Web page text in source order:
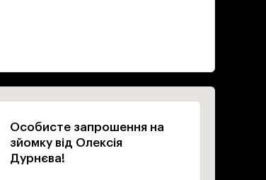
Особисте запрошення на
зйомку від Олексія
Дурнєва!